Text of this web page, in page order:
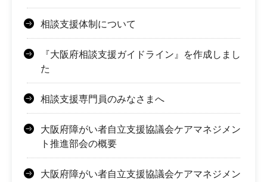
相談支援体制について
『大阪府相談支援ガイドライン』を作成しまし
た
相談支援専門員のみなさまへ
大阪府障がい者自立支援協議会ケアマネジメン
ト推進部会の概要
大阪府障がい者自立支援協議会ケアマネジメン